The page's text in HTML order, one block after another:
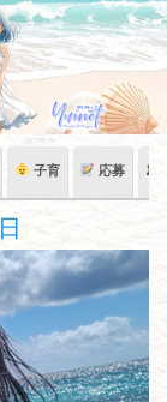
子育 応募 🏛